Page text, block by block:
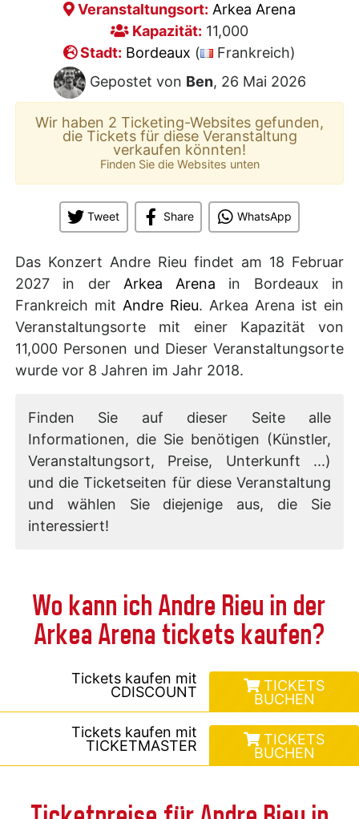
Veranstaltungsort: Arkea Arena
Kapazität: 11,000
Stadt: Bordeaux (
Frankreich)
Gepostet von Ben, 26 Mai 2026
Wir haben 2 Ticketing-Websites gefunden,
die Tickets für diese Veranstaltung
verkaufen könnten!
Finden Sie die Websites unten
Tweet Share WhatsApp
Das Konzert Andre Rieu findet am 18 Februar
2027 in der Arkea Arena in Bordeaux in
Frankreich mit Andre Rieu. Arkea Arena ist ein
Veranstaltungsorte mit einer Kapazität von
11,000 Personen und Dieser Veranstaltungsorte
wurde vor 8 Jahren im Jahr 2018.
Finden Sie auf dieser Seite alle
Informationen, die Sie benötigen (Künstler,
Veranstaltungsort, Preise, Unterkunft ...)
und die Ticketseiten für diese Veranstaltung
und wählen Sie diejenige aus, die Sie
interessiert!
Wo kann ich Andre Rieu in der
Arkea Arena tickets kaufen?
Tickets kaufen mit
CDISCOUNT
TICKETS
BUCHEN
Tickets kaufen mit
TICKETMASTER
TICKETS
BUCHEN